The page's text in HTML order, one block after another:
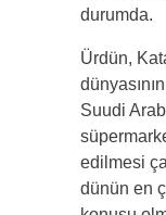
durumda.
​Ürdün,
Suudi
edilmesi
dünün en